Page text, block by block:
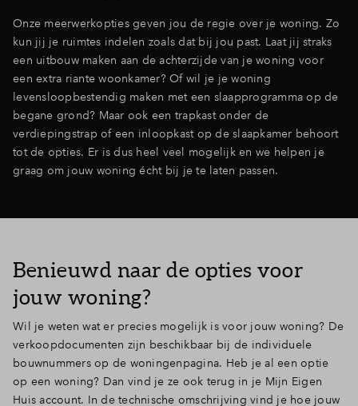
Onze meerwerkopties geven jou de regie over je woning. Zo
kun jij je ruimtes indelen zoals dat bij jou past. Laat jij straks
een uitbouw maken aan de achterzijde van je woning voor
een extra riante woonkamer? Of wil je je woning
levensloopbestendig maken met een slaapprogramma op de
begane grond? Maar ook een trapkast onder de
verdiepingstrap of een inloopkast op de slaapkamer behoort
tot de opties. Er is dus heel veel mogelijk en we helpen je
graag om jouw woning écht bij je te laten passen.
Benieuwd naar de opties voor
jouw woning?
Wil je weten wat er precies mogelijk is voor jouw woning? De
verkoopdocumenten zijn beschikbaar bij de individuele
bouwnummers op de woningenpagina. Heb je al een optie
op een woning? Dan vind je ze ook terug in je Mijn Eigen
Huis account. In de technische omschrijving vind je hoe jouw